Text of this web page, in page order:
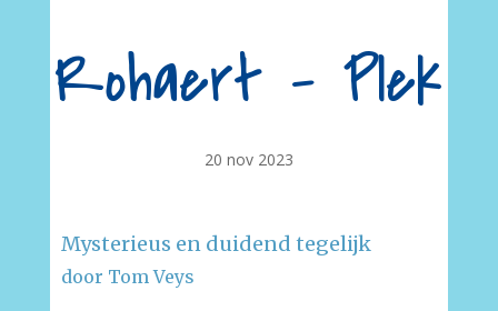
Rohaert – Plek
20 nov 2023
Mysterieus en duidend tegelijk
door Tom Veys